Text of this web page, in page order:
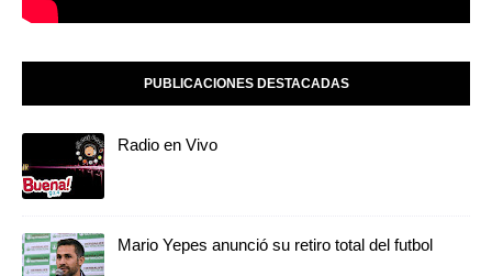
PUBLICACIONES DESTACADAS
Radio en Vivo
Mario Yepes anunció su retiro total del futbol